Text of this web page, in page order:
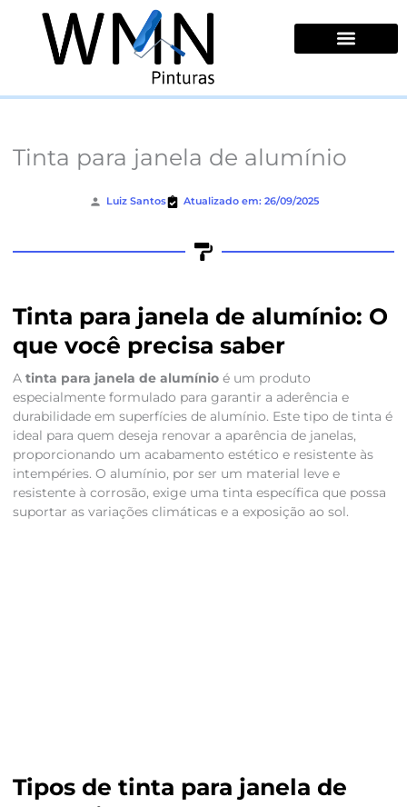
conteúdo
Tinta para janela de alumínio
Luiz Santos Atualizado em: 26/09/2025
Tinta para janela de alumínio: O
que você precisa saber
A tinta para janela de alumínioé um produto
especialmente formulado para garantir a aderência e
durabilidade em superfícies de alumínio. Este tipo de tinta é
ideal para quem deseja renovar a aparência de janelas,
proporcionando um acabamento estético e resistente às
intempéries. O alumínio, por ser um material leve e
resistente à corrosão, exige uma tinta específica que possa
suportar as variações climáticas e a exposição ao sol.
Tipos de tinta para janela de